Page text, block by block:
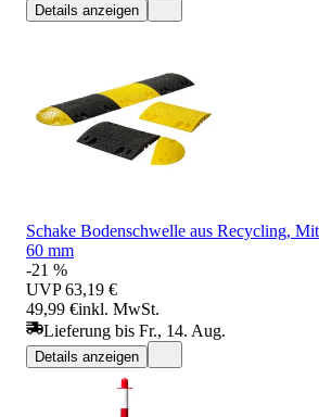
Details anzeigen
Schake Bodenschwelle aus Recycling,
60 mm
-21 %
UVP 63,19 €
49,99 €inkl. MwSt.
Lieferung bis Fr., 14. Aug.
Details anzeigen